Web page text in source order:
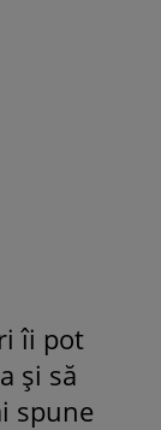
îi pot
și să
spune